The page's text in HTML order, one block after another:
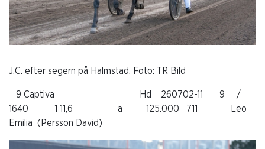
J.C. efter segern på Halmstad. Foto: TR Bild
9 Captiva Hd 260702-11 9 /
1640 1 11,6 a 125.000 711 Leo
Emilia (Persson David)